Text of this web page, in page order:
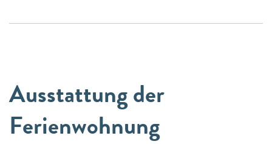
Ausstattung der
Ferienwohnung